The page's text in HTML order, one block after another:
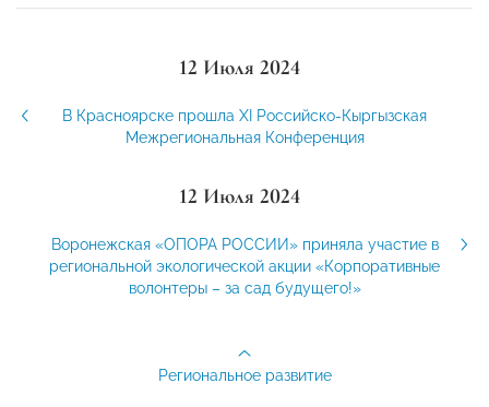
12 Июля 2024
В Красноярске прошла XI Российско-Кыргызская
Межрегиональная Конференция
12 Июля 2024
Воронежская «ОПОРА РОССИИ» приняла участие в
региональной экологической акции «Корпоративные
волонтеры – за сад будущего!»
Региональное развитие